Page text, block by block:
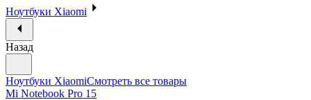
Ноутбуки Xiaomi
Назад
Ноутбуки XiaomiСмотреть все товары
Mi Notebook Pro 15